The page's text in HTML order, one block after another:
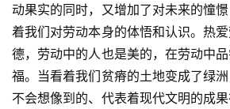
动果实的同时，又增加了对未来的憧
着我们对劳动本身的体悟和认识。热
德，劳动中的人也是美的，在劳动中
福。当看着我们贫瘠的土地变成了绿
不会想像到的、代表着现代文明的成